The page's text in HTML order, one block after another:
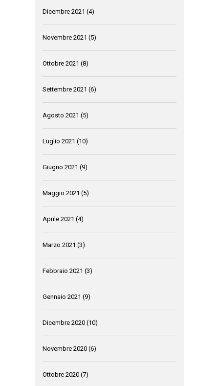
Dicembre 2021 (4)
Novembre 2021 (5)
Ottobre 2021 (8)
Settembre 2021 (6)
Agosto 2021 (5)
Luglio 2021 (10)
Giugno 2021 (9)
Maggio 2021 (5)
Aprile 2021 (4)
Marzo 2021 (3)
Febbraio 2021 (3)
Gennaio 2021 (9)
Dicembre 2020 (10)
Novembre 2020 (6)
Ottobre 2020 (7)